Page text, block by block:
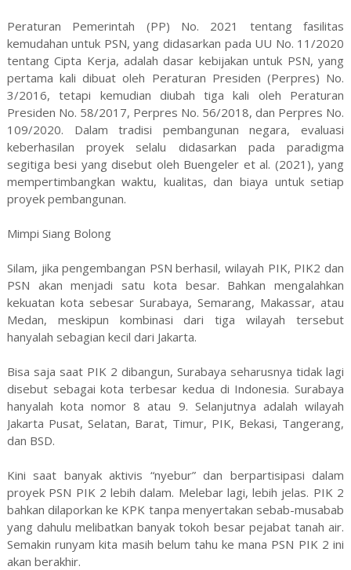
Peraturan Pemerintah (PP) No. 2021 tentang fasilitas
kemudahan untuk PSN, yang didasarkan pada UU No. 11/2020
tentang Cipta Kerja, adalah dasar kebijakan untuk PSN, yang
pertama kali dibuat oleh Peraturan Presiden (Perpres) No.
3/2016, tetapi kemudian diubah tiga kali oleh Peraturan
Presiden No. 58/2017, Perpres No. 56/2018, dan Perpres No.
109/2020. Dalam tradisi pembangunan negara, evaluasi
keberhasilan proyek selalu didasarkan pada paradigma
segitiga besi yang disebut oleh Buengeler et al. (2021), yang
mempertimbangkan waktu, kualitas, dan biaya untuk setiap
proyek pembangunan.
Mimpi Siang Bolong
Silam, jika pengembangan PSN berhasil, wilayah PIK, PIK2 dan
PSN akan menjadi satu kota besar. Bahkan mengalahkan
kekuatan kota sebesar Surabaya, Semarang, Makassar, atau
Medan, meskipun kombinasi dari tiga wilayah tersebut
hanyalah sebagian kecil dari Jakarta.
Bisa saja saat PIK 2 dibangun, Surabaya seharusnya tidak lagi
disebut sebagai kota terbesar kedua di Indonesia. Surabaya
hanyalah kota nomor 8 atau 9. Selanjutnya adalah wilayah
Jakarta Pusat, Selatan, Barat, Timur, PIK, Bekasi, Tangerang,
dan BSD.
Kini saat banyak aktivis “nyebur” dan berpartisipasi dalam
proyek PSN PIK 2 lebih dalam. Melebar lagi, lebih jelas. PIK 2
bahkan dilaporkan ke KPK tanpa menyertakan sebab-musabab
yang dahulu melibatkan banyak tokoh besar pejabat tanah air.
Semakin runyam kita masih belum tahu ke mana PSN PIK 2 ini
akan berakhir.